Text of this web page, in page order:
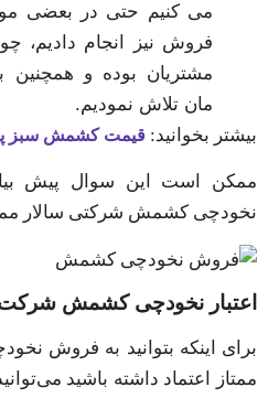
می کنیم حتی در بعضی
فروش نیز انجام
مشتریان بوده و
مان تلاش نمودیم.
بیشتر بخوانید: قیمت کشمش سبز
ممکن است این سوال پیش
نخودچی کشمش شرکتی سالار
اعتبار نخودچی کشمش شرکت
برای اینکه بتوانید به فروش
ممتاز اعتماد داشته باشید